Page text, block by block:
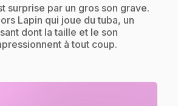
surprise par un gros son grave.
Lapin qui joue du tuba, un
dont la taille et le son
à tout coup.